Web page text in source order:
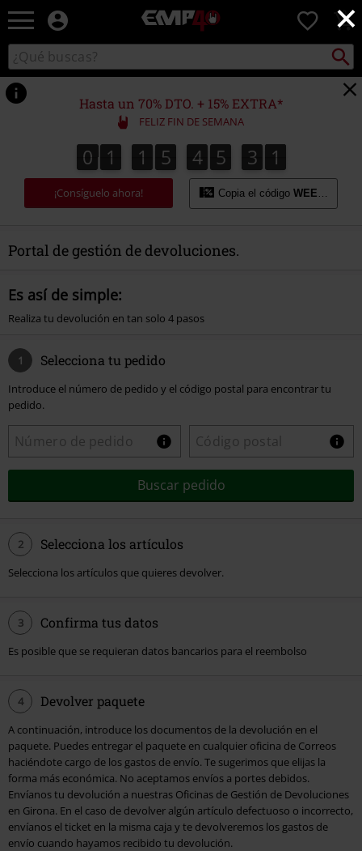
×
EMP
Música,
TV
&
Gaming
Merch
Ropa
Alternativa
0
Buscar
en
el
catálogo
Buscar
Hasta un 70% DTO. + 15% EXTRA*
FELIZ FIN DE SEMANA
0
0 1
1 1
1 5
5 4
4 5
5 3
3 0
1
0
2
1
¡Consíguelo ahora! Copia el código WEEKEND
Portal de gestión de devoluciones.
Es así de simple:
Realiza tu devolución en tan solo 4 pasos
1 Selecciona tu pedido
Introduce el número de pedido y el código postal para encontrar tu
pedido.
Buscar pedido
2 Selecciona los artículos
Selecciona los artículos que quieres devolver.
3 Confirma tus datos
Es posible que se requieran datos bancarios para el reembolso
4 Devolver paquete
A continuación, introduce los documentos de la devolución en el
paquete. Puedes entregar el paquete en cualquier oficina de Correos
haciéndote cargo de los gastos de envío. Te sugerimos que elijas la
forma más económica. No aceptamos envíos a portes debidos.
Envíanos tu devolución a nuestras Oficinas de Gestión de Devoluciones
en Girona. En el caso de devolver algún artículo defectuoso o incorrecto,
envíanos el ticket en la misma caja y te devolveremos los gastos de
envío cuando hayamos recibido tu devolución.